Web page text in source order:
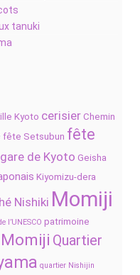
tanuki
Kyoto cerisier Chemin
fête Setsubun fête
gare de Kyoto Geisha
Kiyomizu-dera
Nishiki Momiji
l’UNESCO patrimoine
Quartier
quartier Nishijin